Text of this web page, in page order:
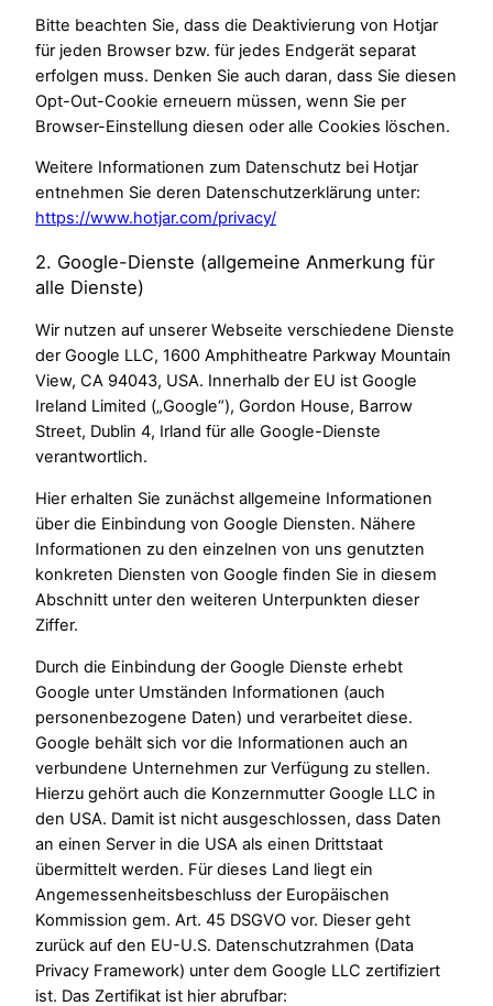
Bitte beachten Sie, dass die Deaktivierung von Hotjar
für jeden Browser bzw. für jedes Endgerät separat
erfolgen muss. Denken Sie auch daran, dass Sie diesen
Opt-Out-Cookie erneuern müssen, wenn Sie per
Browser-Einstellung diesen oder alle Cookies löschen.
Weitere Informationen zum Datenschutz bei Hotjar
entnehmen Sie deren Datenschutzerklärung unter:
https://www.hotjar.com/privacy/
2. Google-Dienste (allgemeine Anmerkung für
alle Dienste)
Wir nutzen auf unserer Webseite verschiedene Dienste
der Google LLC, 1600 Amphitheatre Parkway Mountain
View, CA 94043, USA. Innerhalb der EU ist Google
Ireland Limited („Google“), Gordon House, Barrow
Street, Dublin 4, Irland für alle Google-Dienste
verantwortlich.
Hier erhalten Sie zunächst allgemeine Informationen
über die Einbindung von Google Diensten. Nähere
Informationen zu den einzelnen von uns genutzten
konkreten Diensten von Google finden Sie in diesem
Abschnitt unter den weiteren Unterpunkten dieser
Ziffer.
Durch die Einbindung der Google Dienste erhebt
Google unter Umständen Informationen (auch
personenbezogene Daten) und verarbeitet diese.
Google behält sich vor die Informationen auch an
verbundene Unternehmen zur Verfügung zu stellen.
Hierzu gehört auch die Konzernmutter Google LLC in
den USA. Damit ist nicht ausgeschlossen, dass Daten
an einen Server in die USA als einen Drittstaat
übermittelt werden. Für dieses Land liegt ein
Angemessenheitsbeschluss der Europäischen
Kommission gem. Art. 45 DSGVO vor. Dieser geht
zurück auf den EU-U.S. Datenschutzrahmen (Data
Privacy Framework) unter dem Google LLC zertifiziert
ist. Das Zertifikat ist hier abrufbar: